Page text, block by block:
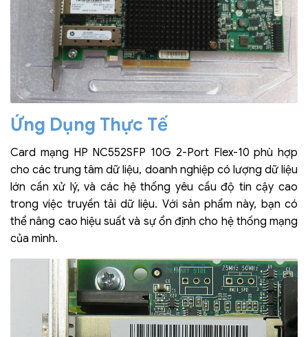
Ứng Dụng Thực Tế
Card mạng HP NC552SFP 10G 2-Port Flex-10 phù hợp
cho các trung tâm dữ liệu, doanh nghiệp có lượng dữ liệu
lớn cần xử lý, và các hệ thống yêu cầu độ tin cậy cao
trong việc truyền tải dữ liệu. Với sản phẩm này, bạn có
thể nâng cao hiệu suất và sự ổn định cho hệ thống mạng
của mình.